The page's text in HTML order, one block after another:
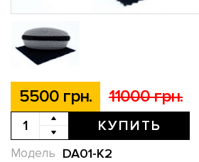
5500 грн. 11000 грн.
КУПИТЬ
DA01-K2
Модель